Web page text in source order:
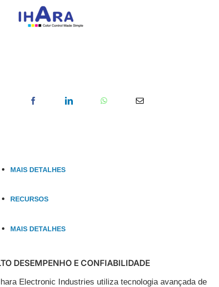
MAIS DETALHES
RECURSOS
MAIS DETALHES
DESEMPENHO E CONFIABILIDADE
Electronic Industries utiliza tecnologia avançada de